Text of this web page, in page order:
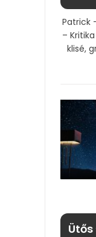
Patrick
–
klisé,